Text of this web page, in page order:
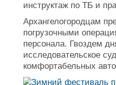
инструктаж по ТБ и
Архангелогородцам
погрузочными
персонала. Гвоздем
исследовательское
комфортабельных